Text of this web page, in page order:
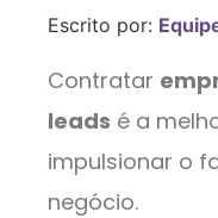
Escrito por:
Contratar
leads é a
impulsionar o
negócio.